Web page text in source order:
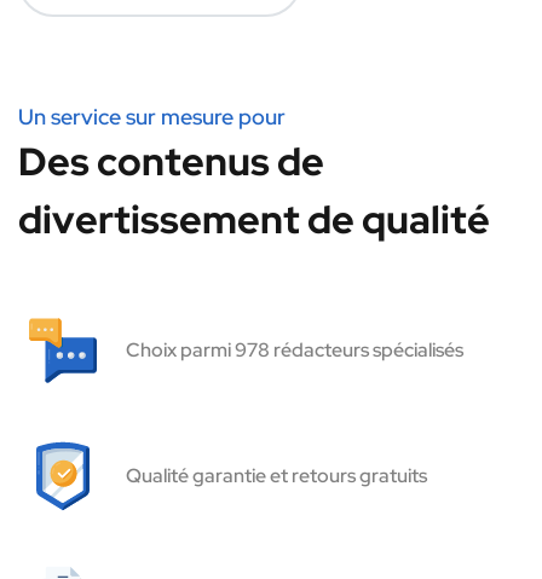
Un service sur mesure pour
Des contenus de
divertissement de qualité
Choix parmi 978 rédacteurs spécialisés
Qualité garantie et retours gratuits